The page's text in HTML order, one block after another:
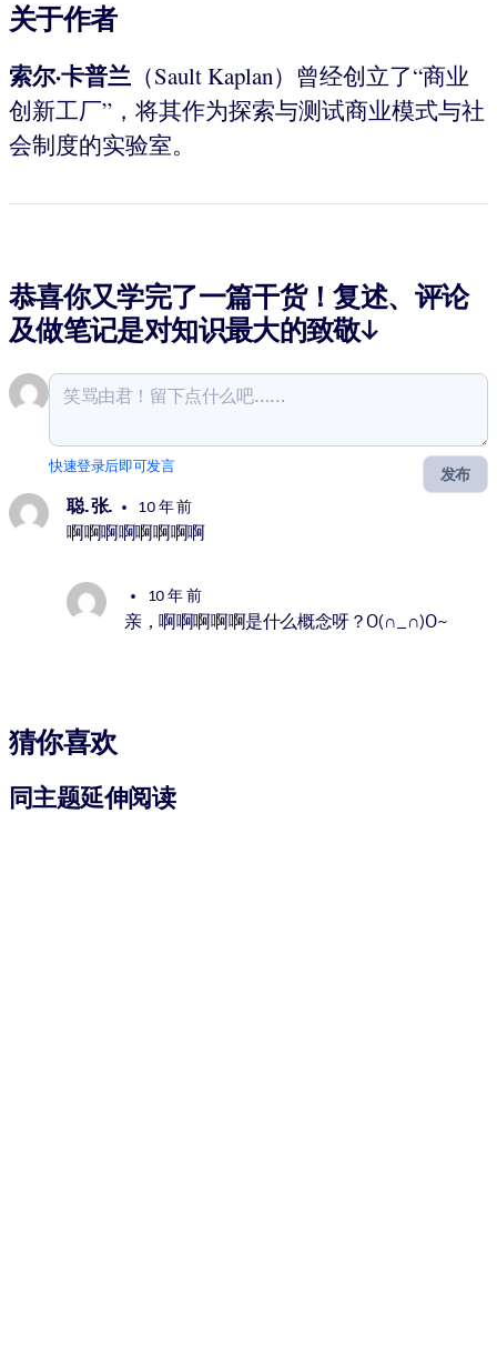
关于作者
索尔·卡普兰 （Sault Kaplan）曾经创立了“商业
创新工厂”，将其作为探索与测试商业模式与社
会制度的实验室。
恭喜你又学完了一篇干货！复述、评论
及做笔记是对知识最大的致敬↓
发布
快速登录后即可发言
聪. 张. 10 年 前
啊啊啊啊啊啊啊啊
10 年 前
亲，啊啊啊啊啊是什么概念呀？O(∩_∩)O~
猜你喜欢
同主题延伸阅读